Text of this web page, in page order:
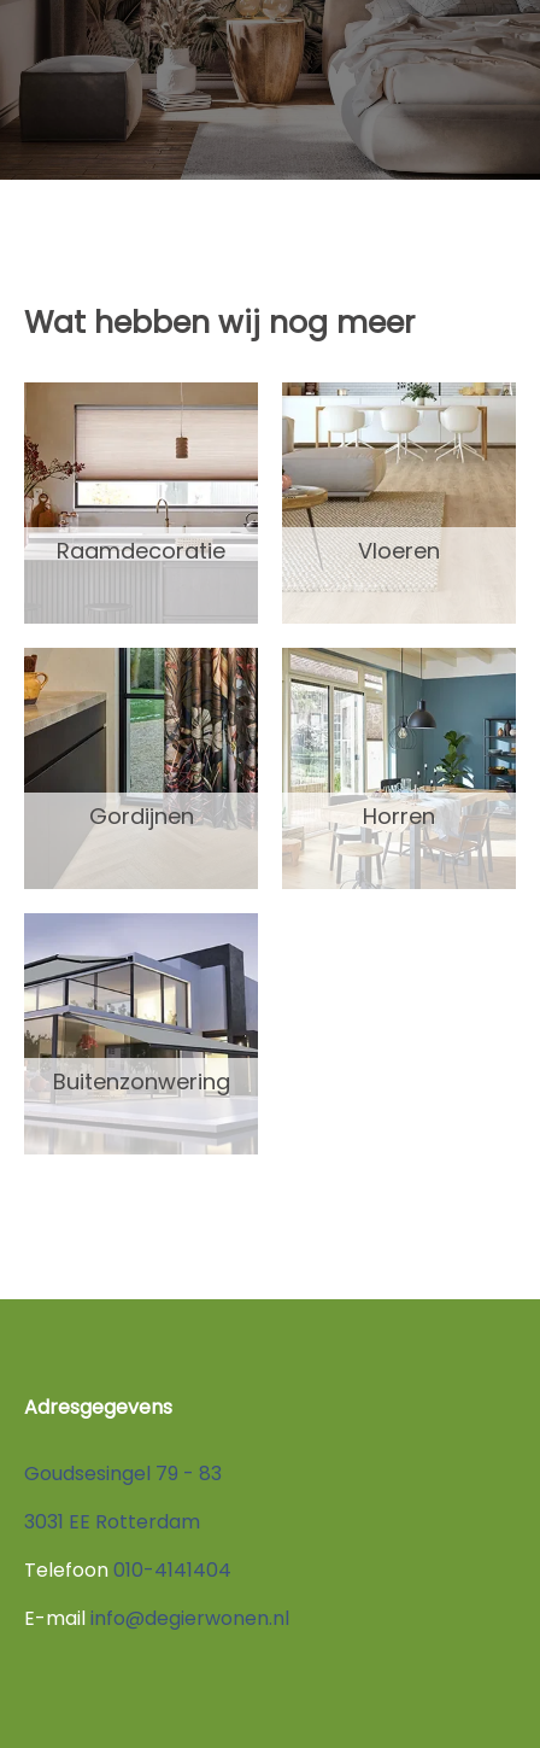
Wat hebben wij nog meer
Raamdecoratie Vloeren
Gordijnen Horren
Buitenzonwering
Adresgegevens
Goudsesingel 79 - 83
3031 EE Rotterdam
Telefoon 010-4141404
E-mailinfo@degierwonen.nl